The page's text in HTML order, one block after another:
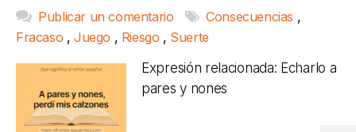
Publicar un comentario Consecuencias ,
Fracaso ,Juego , Riesgo , Suerte
Expresión relacionada: Echarlo a
pares y nones